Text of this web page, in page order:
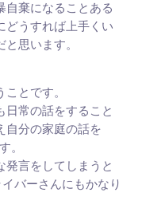
自棄になることある
どうすれば上手くい
思います。
とです。
日常の話をすること
自分の家庭の話を
。
発言をしてしまうと
バーさんにもかなり